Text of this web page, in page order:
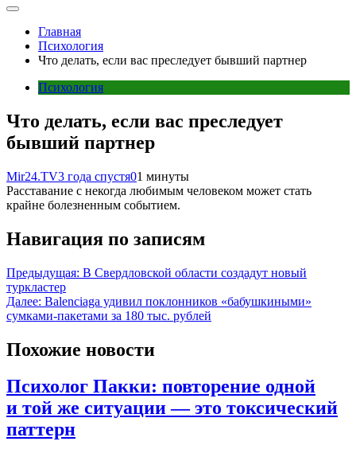
Главная
Психология
Что делать, если вас преследует бывший партнер
Психология
Что делать, если вас преследует
бывший партнер
Mir24.TV3 года спустя01 минуты
Расставание с некогда любимым человеком может стать
крайне болезненным событием.
Навигация по записям
Предыдущая: В Свердловской области создадут новый
туркластер
Далее: Balenciaga удивил поклонников «бабушкиными»
сумками-пакетами за 180 тыс. рублей
Похожие новости
Психолог Пакки: повторение одной
и той же ситуации — это токсический
паттерн